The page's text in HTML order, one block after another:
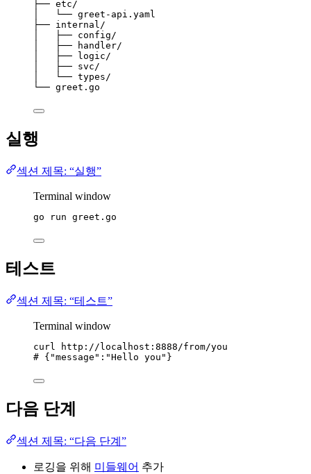
├── etc/
│   └── greet-api.yaml
├── internal/
│   ├── config/
│   ├── handler/
│   ├── logic/
│   ├── svc/
│   └── types/
└── greet.go
실행
섹션 제목: “실행”
Terminal window
go run greet.go
테스트
섹션 제목: “테스트”
Terminal window
curl
http://localhost:8888/from/you
# {"message":"Hello you"}
다음 단계
섹션 제목: “다음 단계”
로깅을 위해 미들웨어 추가